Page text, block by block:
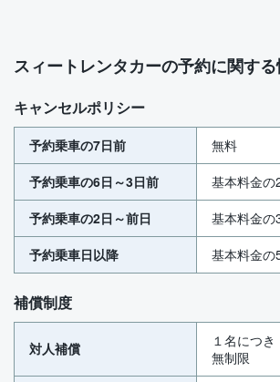
スィートレンタカーの予約に関す
キャンセルポリシー
予約乗車の7日前
無料
予約乗車の6日～3日前
基本料金の
予約乗車の2日～前日
基本料金の
予約乗車日以降
基本料金の
補償制度
対人補償
１名につき
無制限